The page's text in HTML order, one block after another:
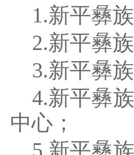
1.新平彝
2.新平彝
3.新平彝
4.新平彝
中心 ；